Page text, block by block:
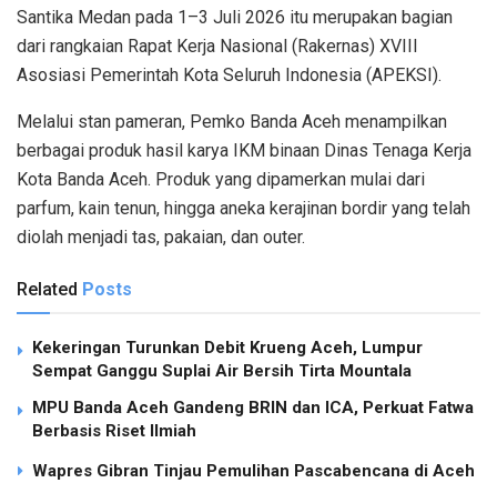
Santika Medan pada 1–3 Juli 2026 itu merupakan bagian
dari rangkaian Rapat Kerja Nasional (Rakernas) XVIII
Asosiasi Pemerintah Kota Seluruh Indonesia (APEKSI).
Melalui stan pameran, Pemko Banda Aceh menampilkan
berbagai produk hasil karya IKM binaan Dinas Tenaga Kerja
Kota Banda Aceh. Produk yang dipamerkan mulai dari
parfum, kain tenun, hingga aneka kerajinan bordir yang telah
diolah menjadi tas, pakaian, dan outer.
Related Posts
Kekeringan Turunkan Debit Krueng Aceh, Lumpur
Sempat Ganggu Suplai Air Bersih Tirta Mountala
MPU Banda Aceh Gandeng BRIN dan ICA, Perkuat Fatwa
Berbasis Riset Ilmiah
Wapres Gibran Tinjau Pemulihan Pascabencana di Aceh